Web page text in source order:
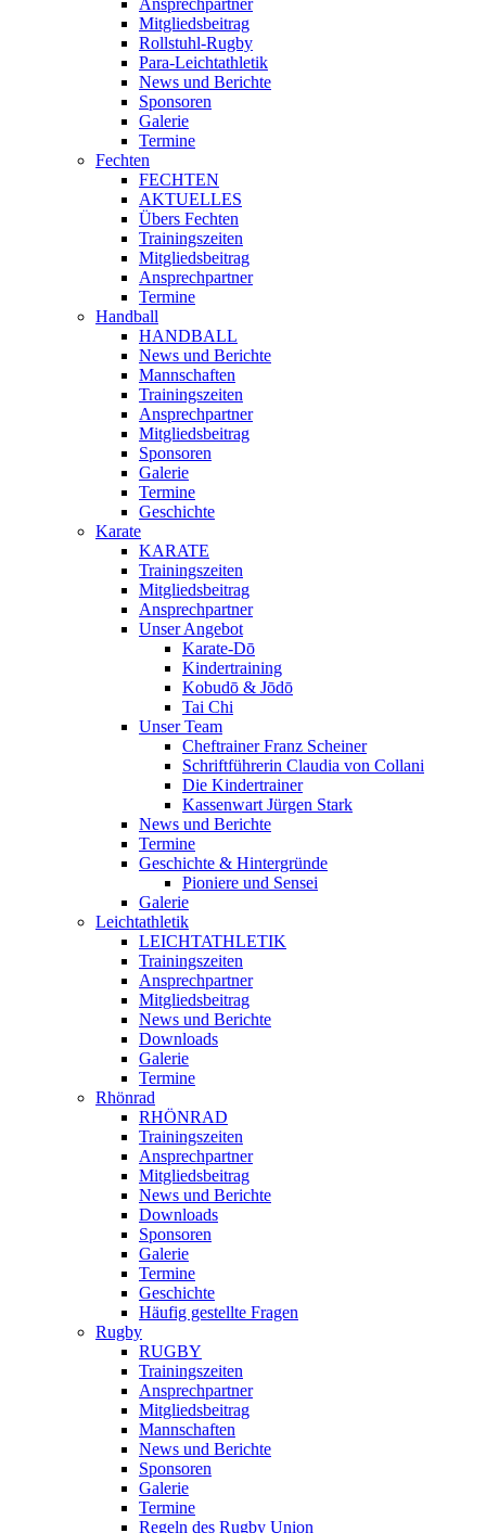
Ansprechpartner
Mitgliedsbeitrag
Rollstuhl-Rugby
Para-Leichtathletik
News und Berichte
Sponsoren
Galerie
Termine
Fechten
FECHTEN
AKTUELLES
Übers Fechten
Trainingszeiten
Mitgliedsbeitrag
Ansprechpartner
Termine
Handball
HANDBALL
News und Berichte
Mannschaften
Trainingszeiten
Ansprechpartner
Mitgliedsbeitrag
Sponsoren
Galerie
Termine
Geschichte
Karate
KARATE
Trainingszeiten
Mitgliedsbeitrag
Ansprechpartner
Unser Angebot
Karate-Dō
Kindertraining
Kobudō & Jōdō
Tai Chi
Unser Team
Cheftrainer Franz Scheiner
Schriftführerin Claudia von Collani
Die Kindertrainer
Kassenwart Jürgen Stark
News und Berichte
Termine
Geschichte & Hintergründe
Pioniere und Sensei
Galerie
Leichtathletik
LEICHTATHLETIK
Trainingszeiten
Ansprechpartner
Mitgliedsbeitrag
News und Berichte
Downloads
Galerie
Termine
Rhönrad
RHÖNRAD
Trainingszeiten
Ansprechpartner
Mitgliedsbeitrag
News und Berichte
Downloads
Sponsoren
Galerie
Termine
Geschichte
Häufig gestellte Fragen
Rugby
RUGBY
Trainingszeiten
Ansprechpartner
Mitgliedsbeitrag
Mannschaften
News und Berichte
Sponsoren
Galerie
Termine
Regeln des Rugby Union